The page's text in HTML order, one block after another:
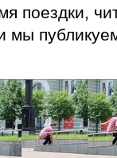
поездки,
мы